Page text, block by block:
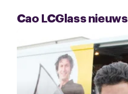
Cao LCGlass nieuws